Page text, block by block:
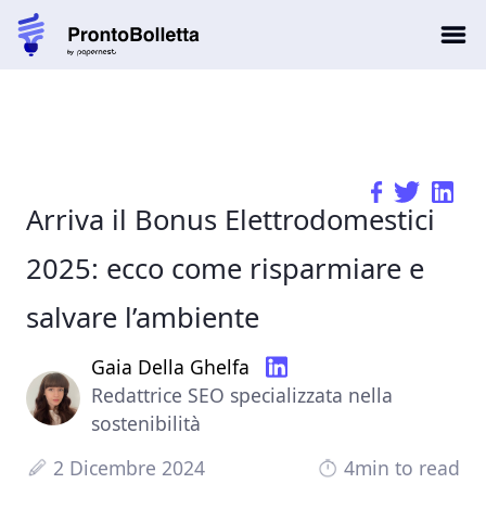
Arriva il Bonus Elettrodomestici
2025: ecco come risparmiare e
salvare l’ambiente
Gaia Della Ghelfa
Redattrice SEO specializzata nella
sostenibilità
2 Dicembre 2024
4min to read